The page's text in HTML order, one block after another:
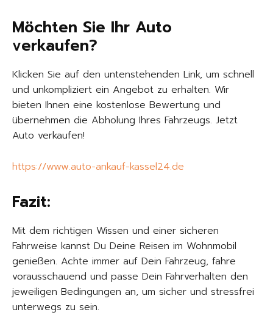
Möchten Sie Ihr Auto
verkaufen?
Klicken Sie auf den untenstehenden Link, um schnell
und unkompliziert ein Angebot zu erhalten. Wir
bieten Ihnen eine kostenlose Bewertung und
übernehmen die Abholung Ihres Fahrzeugs. Jetzt
Auto verkaufen!
https://www.auto-ankauf-kassel24.de
Fazit:
Mit dem richtigen Wissen und einer sicheren
Fahrweise kannst Du Deine Reisen im Wohnmobil
genießen. Achte immer auf Dein Fahrzeug, fahre
vorausschauend und passe Dein Fahrverhalten den
jeweiligen Bedingungen an, um sicher und stressfrei
unterwegs zu sein.